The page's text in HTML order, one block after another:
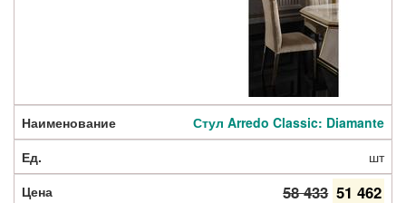
Стул Arredo Classic: Diamante
шт
58 433 51 462